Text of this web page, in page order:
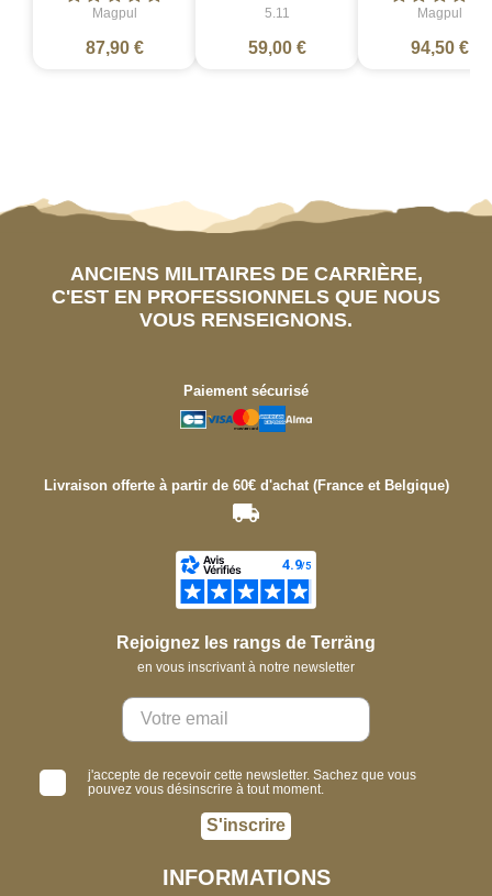
Magpul
87,90 €
5.11
59,00 €
Magpul
94,50 €
ANCIENS MILITAIRES DE CARRIÈRE,
C'EST EN PROFESSIONNELS QUE NOUS
VOUS RENSEIGNONS.
Paiement sécurisé
Livraison offerte à partir de 60€ d'achat (France et Belgique)
Rejoignez les rangs de Terräng
en vous inscrivant à notre newsletter
j'accepte de recevoir cette newsletter. Sachez que vous
pouvez vous désinscrire à tout moment.
S'inscrire
INFORMATIONS